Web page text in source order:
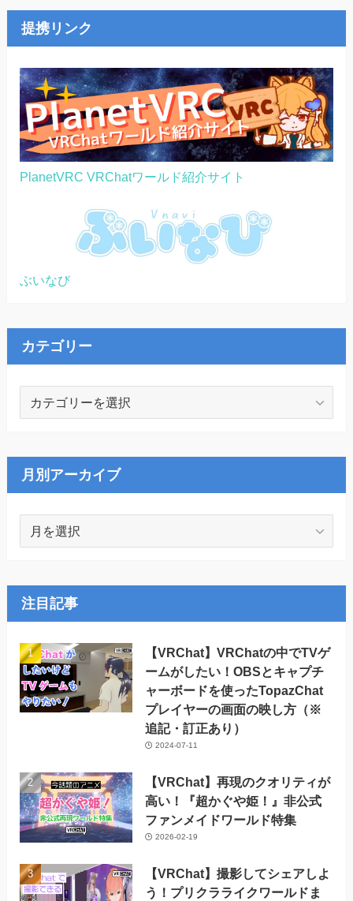
提携リンク
PlanetVRC VRChatワールド紹介サイト
ぶいなび
カテゴリー
リ
ー
月別アーカイブ
ー
カ
イ
ブ
注目記事
【VRChat】VRChatの中でTVゲ
ームがしたい！OBSとキャプチ
ャーボードを使ったTopazChat
プレイヤーの画面の映し方（※
追記・訂正あり）
2024-07-11
【VRChat】再現のクオリティが
高い！『超かぐや姫！』非公式
ファンメイドワールド特集
2026-02-19
【VRChat】撮影してシェアしよ
う！プリクラライクワールドま